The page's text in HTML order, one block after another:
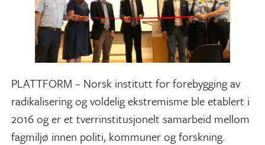
PLATTFORM – Norsk institutt for forebygging av
radikalisering og voldelig ekstremisme ble etablert i
2016 og er et tverrinstitusjonelt samarbeid mellom
fagmiljø innen politi, kommuner og forskning.